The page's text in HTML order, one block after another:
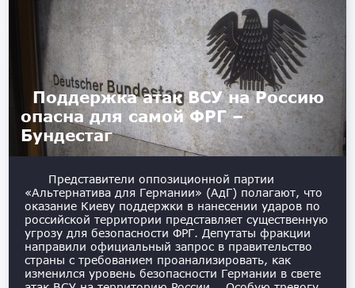
Поддержка атак ВСУ на Россию
опасна для самой ФРГ –
Бундестаг
Представители оппозиционной партии
«Альтернатива для Германии» (АдГ) полагают, что
оказание Киеву поддержки в нанесении ударов по
российской территории представляет существенную
угрозу для безопасности ФРГ. Депутаты фракции
направили официальный запрос в правительство
страны с требованием проанализировать, как
изменился уровень безопасности Германии в свете